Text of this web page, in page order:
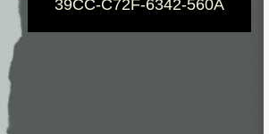
39CC-C72F-6342-560A